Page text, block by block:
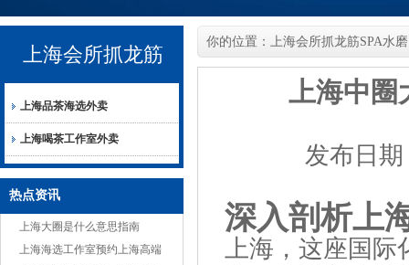
上海会所抓龙筋
SPA水磨
上海品茶海选外卖
上海喝茶工作室外卖
热点资讯
上海大圈是什么意思指南
上海海选工作室预约上海高端
你的位置： 上海会所抓龙筋SPA水磨
上海中圈
发布日
深入剖析上
上海，这座国际